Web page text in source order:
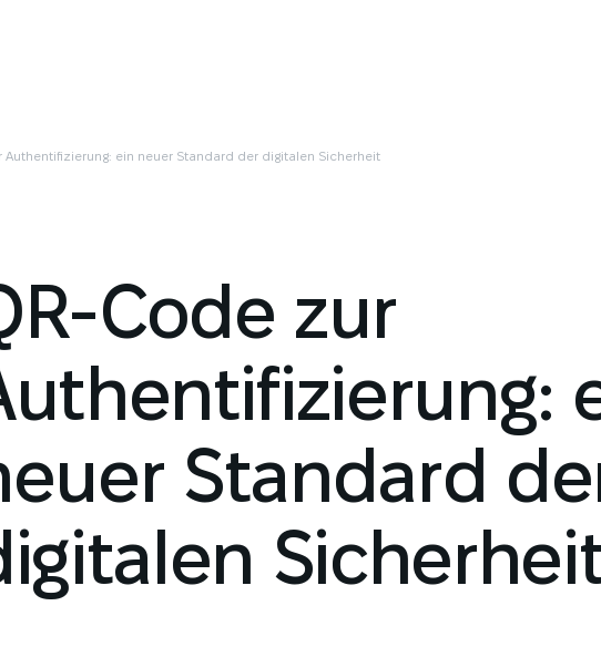
Authentifizierung: ein neuer Standard der digitalen Sicherheit
Code zur
Standard